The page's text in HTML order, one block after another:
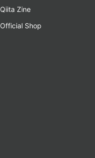
Qiita Zine
Official Shop